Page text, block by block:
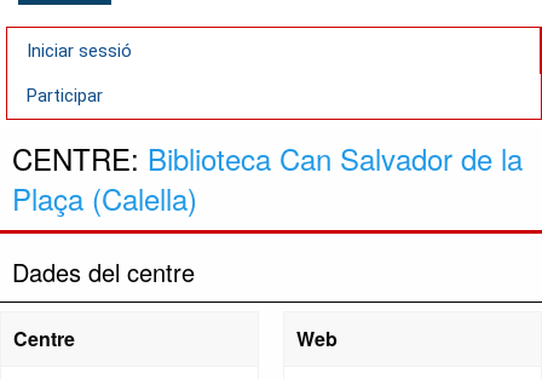
Iniciar sessió
Participar
CENTRE: Biblioteca Can Salvador de la
Plaça (Calella)
Dades del centre
Centre
Web